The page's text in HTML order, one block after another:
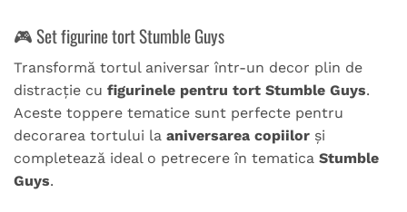
🎮 Set figurine tort Stumble Guys
Transformă tortul aniversar într-un decor plin de
distracție cu figurinele pentru tort Stumble Guys.
Aceste toppere tematice sunt perfecte pentru
decorarea tortului la aniversarea copiilor și
completează ideal o petrecere în tematica Stumble
Guys.